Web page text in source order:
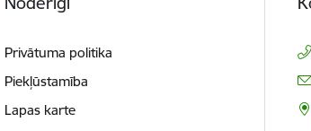
Privātuma politika
Piekļūstamība
Lapas karte